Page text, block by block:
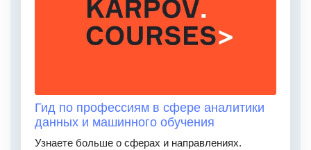
Гид по профессиям в сфере аналитики
данных и машинного обучения
Узнаете больше о сферах и направлениях.